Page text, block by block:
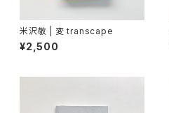
米沢敬 | 変 transcape
¥2,500